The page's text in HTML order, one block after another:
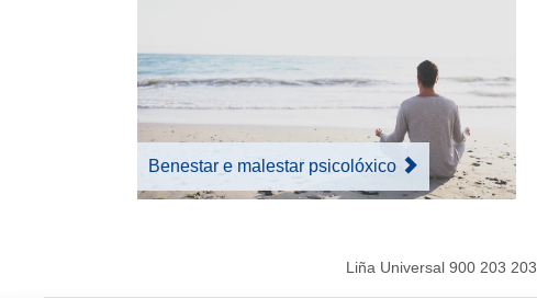
Benestar e malestar psicolóxico
Liña Universal 900 203 203